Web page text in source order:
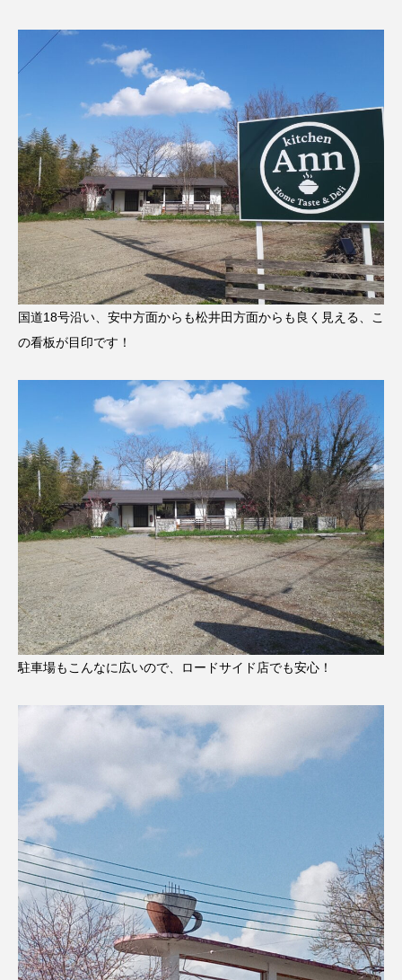
国道18号沿い、安中方面からも松井田方面からも良く見える、こ
の看板が目印です！
駐車場もこんなに広いので、ロードサイド店でも安心！